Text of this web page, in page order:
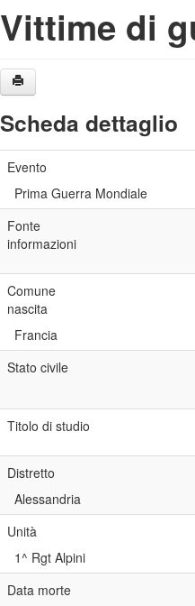
Vittime di
Scheda dettaglio
Evento
Prima Guerra Mondiale
Fonte
informazioni
Comune
nascita
Francia
Stato civile
Titolo di studio
Distretto
Alessandria
Unità
1^ Rgt Alpini
Data morte